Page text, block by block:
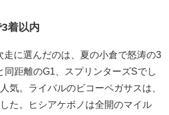
着以内
走に選んだのは、夏の小倉で怒涛の3
距離のG1、スプリンターズSでし
気。ライバルのビコーペガサスは、
た。ヒシアケボノは全開のマイル